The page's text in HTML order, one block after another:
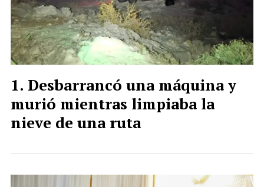
Desbarrancó una máquina y
murió mientras limpiaba la
nieve de una ruta